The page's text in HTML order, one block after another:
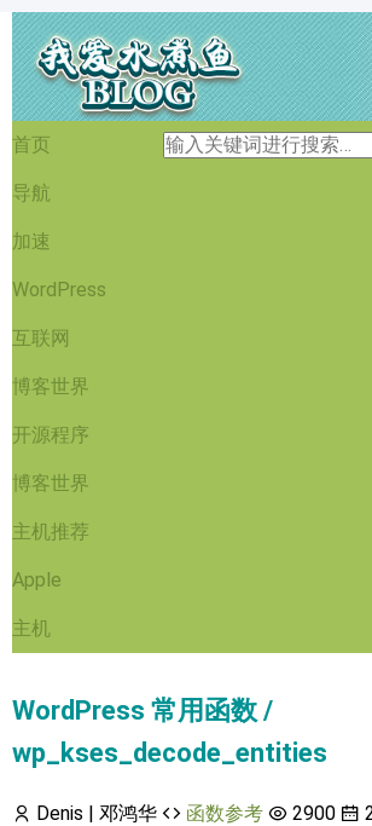
首页
导航
加速
WordPress
互联网
博客世界
开源程序
博客世界
主机推荐
Apple
主机
WordPress 常用函数 /
wp_kses_decode_entities
Denis | 邓鸿华 函数参考 2900